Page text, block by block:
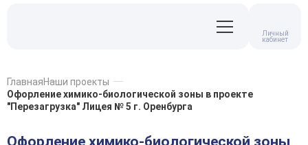
Личный
кабинет
ГлавнаяНаши проекты
Офорление химико-биологической зоны в проекте
"Перезагрузка" Лицея № 5 г. Оренбурга
Офорление химико-биологической зоны